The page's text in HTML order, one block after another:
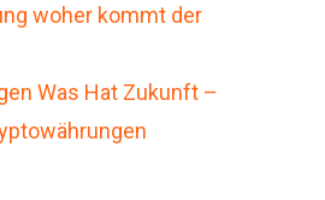
woher kommt der
Was Hat Zukunft –